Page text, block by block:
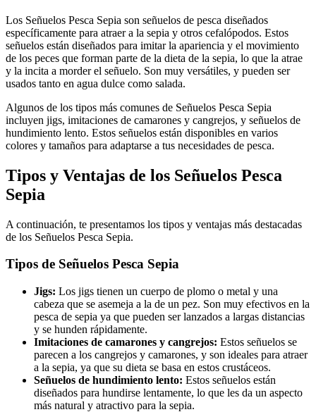
Los Señuelos Pesca Sepia son señuelos de pesca diseñados
específicamente para atraer a la sepia y otros cefalópodos. Estos
señuelos están diseñados para imitar la apariencia y el movimiento
de los peces que forman parte de la dieta de la sepia, lo que la atrae
y la incita a morder el señuelo. Son muy versátiles, y pueden ser
usados tanto en agua dulce como salada.
Algunos de los tipos más comunes de Señuelos Pesca Sepia
incluyen jigs, imitaciones de camarones y cangrejos, y señuelos de
hundimiento lento. Estos señuelos están disponibles en varios
colores y tamaños para adaptarse a tus necesidades de pesca.
Tipos y Ventajas de los Señuelos Pesca
Sepia
A continuación, te presentamos los tipos y ventajas más destacadas
de los Señuelos Pesca Sepia.
Tipos de Señuelos Pesca Sepia
Jigs: Los jigs tienen un cuerpo de plomo o metal y una
cabeza que se asemeja a la de un pez. Son muy efectivos en la
pesca de sepia ya que pueden ser lanzados a largas distancias
y se hunden rápidamente.
Imitaciones de camarones y cangrejos: Estos señuelos se
parecen a los cangrejos y camarones, y son ideales para atraer
a la sepia, ya que su dieta se basa en estos crustáceos.
Señuelos de hundimiento lento: Estos señuelos están
diseñados para hundirse lentamente, lo que les da un aspecto
más natural y atractivo para la sepia.